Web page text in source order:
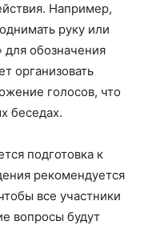
Например,
руку или
для обозначения
организовать
голосов, что
беседах.
подготовка к
рекомендуется
все участники
вопросы будут